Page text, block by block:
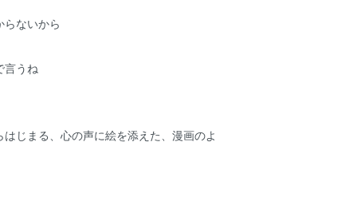
らないから
言うね
じまる、心の声に絵を添えた、漫画のよ